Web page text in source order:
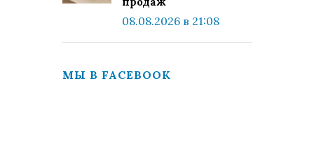
08.08.2026 в 21:08
МЫ В FACEBOOK